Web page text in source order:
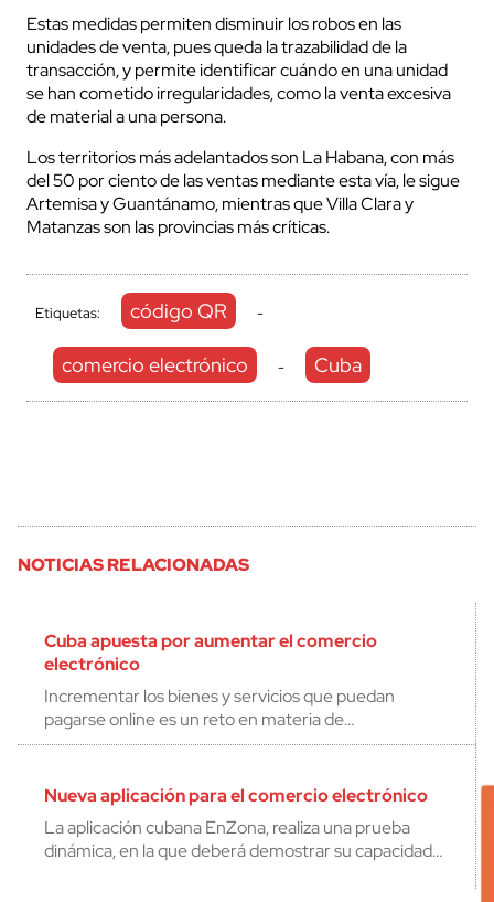
Estas medidas permiten disminuir los robos en las
unidades de venta, pues queda la trazabilidad de la
transacción, y permite identificar cuándo en una unidad
se han cometido irregularidades, como la venta excesiva
de material a una persona.
Los territorios más adelantados son La Habana, con más
del 50 por ciento de las ventas mediante esta vía, le sigue
Artemisa y Guantánamo, mientras que Villa Clara y
Matanzas son las provincias más críticas.
Etiquetas: código QR -
comercio electrónico - Cuba
NOTICIAS RELACIONADAS
Cuba apuesta por aumentar el comercio
electrónico
Incrementar los bienes y servicios que puedan
pagarse online es un reto en materia de…
Nueva aplicación para el comercio electrónico
La aplicación cubana EnZona, realiza una prueba
dinámica, en la que deberá demostrar su capacidad…